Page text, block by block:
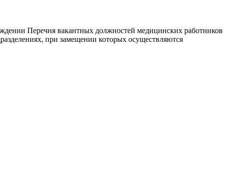
Перечня вакантных должностей медицинских работников
при замещении которых осуществляются